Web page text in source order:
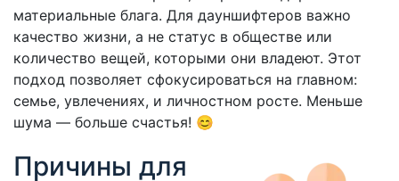
материальные блага. Для дауншифтеров важно
качество жизни, а не статус в обществе или
количество вещей, которыми они владеют. Этот
подход позволяет сфокусироваться на главном:
семье, увлечениях, и личностном росте. Меньше
шума — больше счастья! 😊
Причины для